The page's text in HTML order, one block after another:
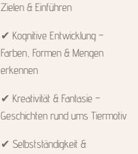
Zielen & Einführen
✔ Kognitive Entwicklung –
Farben, Formen & Mengen
erkennen
✔ Kreativität & Fantasie –
Geschichten rund ums Tiermotiv
✔ Selbstständigkeit &